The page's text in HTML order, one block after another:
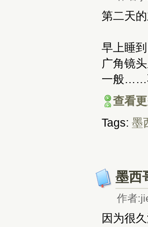
第二天
早上睡
广角镜
一般……
查看
Tags: 墨
墨西
作者
因为很